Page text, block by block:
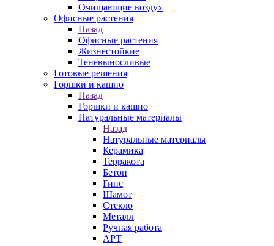
Очищающие воздух
Офисные растения
Назад
Офисные растения
Жизнестойкие
Теневыносливые
Готовые решения
Горшки и кашпо
Назад
Горшки и кашпо
Натуральные материалы
Назад
Натуральные материалы
Керамика
Терракота
Бетон
Гипс
Шамот
Стекло
Металл
Ручная работа
АРТ